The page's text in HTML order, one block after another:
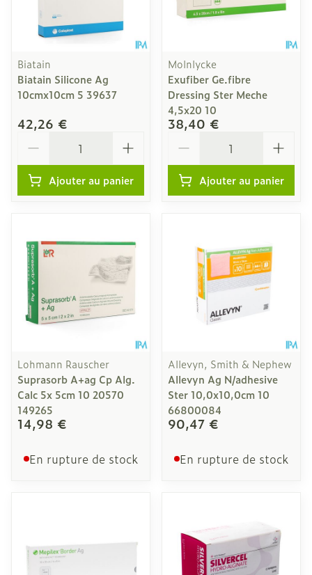
Biatain
Biatain Silicone Ag
10cmx10cm 5 39637
42,26 €
Ajouter au panier
Molnlycke
Exufiber Ge.fibre
Dressing Ster Meche
4,5x20 10
38,40 €
Ajouter au panier
Lohmann Rauscher
Suprasorb A+ag Cp Alg.
Calc 5x 5cm 10 20570
149265
14,98 €
En rupture de stock
Allevyn, Smith & Nephew
Allevyn Ag N/adhesive
Ster 10,0x10,0cm 10
66800084
90,47 €
En rupture de stock